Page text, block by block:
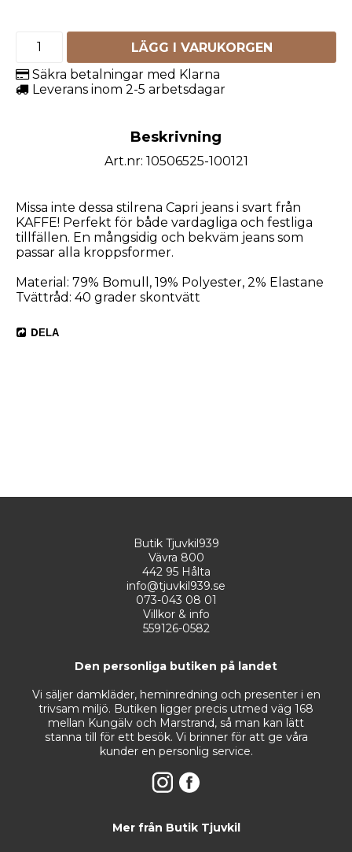
LÄGG I VARUKORGEN
Säkra betalningar med Klarna
Leverans inom 2-5 arbetsdagar
Beskrivning
Art.nr: 10506525-100121
Missa inte dessa stilrena Capri jeans i svart från
KAFFE! Perfekt för både vardagliga och festliga
tillfällen. En mångsidig och bekväm jeans som
passar alla kroppsformer.
Material: 79% Bomull, 19% Polyester, 2% Elastane
Tvättråd: 40 grader skontvätt
DELA
Butik Tjuvkil939
Vävra 800
442 95 Hålta
info@tjuvkil939.se
073-043 08 01
Villkor & info
559126-0582
Den personliga butiken på landet
Vi säljer damkläder, heminredning och presenter i en
trivsam miljö. Butiken ligger precis utmed väg 168
mellan Kungälv och Marstrand, så man kan lätt
stanna till för ett besök. Vi brinner för att ge våra
kunder en personlig service.
Mer från Butik Tjuvkil